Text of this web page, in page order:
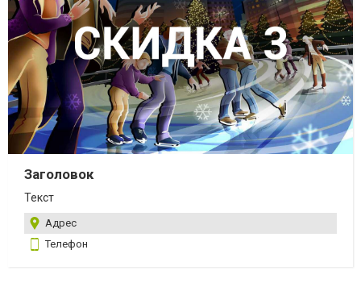
Заголовок
Текст
Адрес
Телефон